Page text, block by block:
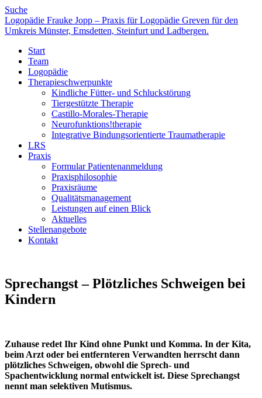
Suche
Logopädie Frauke Jopp – Praxis für Logopädie Greven für den
Umkreis Münster, Emsdetten, Steinfurt und Ladbergen.
Start
Team
Logopädie
Therapieschwerpunkte
Kindliche Fütter- und Schluckstörung
Tiergestützte Therapie
Castillo-Morales-Therapie
Neurofunktions!therapie
Integrative Bindungsorientierte Traumatherapie
LRS
Praxis
Formular Patientenanmeldung
Praxisphilosophie
Praxisräume
Qualitätsmanagement
Leistungen auf einen Blick
Aktuelles
Stellenangebote
Kontakt
Sprechangst – Plötzliches Schweigen bei
Kindern
Zuhause redet Ihr Kind ohne Punkt und Komma. In der Kita,
beim Arzt oder bei entfernteren Verwandten herrscht dann
plötzliches Schweigen, obwohl die Sprech- und
Spachentwicklung normal entwickelt ist. Diese Sprechangst
nennt man selektiven Mutismus.